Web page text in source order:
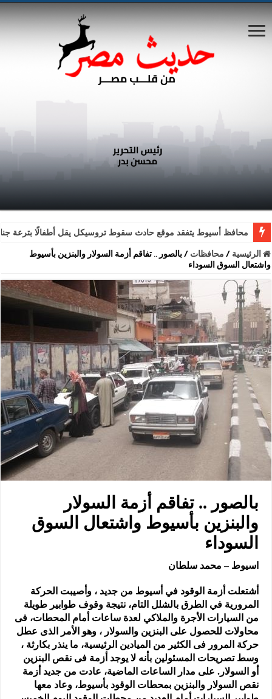
محافظ أسيوط يتفقد موقع حادث سقوط تروسيكل يقل أطفالًا بترعة
الرئيسية / محافظات /بالصور .. تفاقم أزمة السولار والبنزين بأسيوط
واشتعال السوق السوداء
بالصور .. تفاقم أزمة السولار
والبنزين بأسيوط واشتعال السوق
السوداء
اسيوط – محمد سلطان
أشتعلت أزمة الوقود في أسيوط من جديد ، وأصيبت الحركة
المرورية في الطرق بالشلل التام، نتيجة وقوف طوابير طويلة
من السيارات الأجرة والملاكي لعدة ساعات أمام المحطات، فى
محاولات للحصول على البنزين والسولار ، وهو الأمر الذى عطل
حركة المرور فى الكثير من الميادين الرئيسية، ما ينذر بكارثة ،
وسط تصريحات المسئولين بأنه لا يوجد أزمة فى نقص البنزين
أو السولار. على مدار الساعات الماضية، عادت من جديد أزمة
نقص السولار والبنزين بمحطات الوقود بأسيوط، وعاد معها